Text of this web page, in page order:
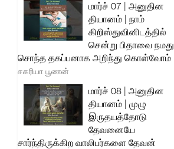
மார்ச் 07 | அனுதின
தியானம் | நாம்
கிறிஸ்துவினிடத்தில்
சென்று பிதாவை நமது
சொந்த தகப்பனாக அறிந்து கொள்வோம்
சகரியா பூணன்
மார்ச் 08 | அனுதின
தியானம் | முழு
இருதயத்தோடு
தேவனையே
சார்ந்திருக்கிற வாலிபர்களை தேவன்